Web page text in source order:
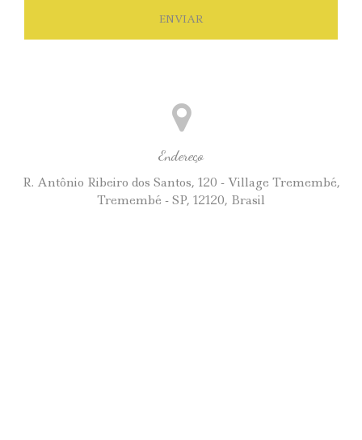
ENVIAR
Endereço
R. Antônio Ribeiro dos Santos, 120 - Village Tremembé,
Tremembé - SP, 12120, Brasil